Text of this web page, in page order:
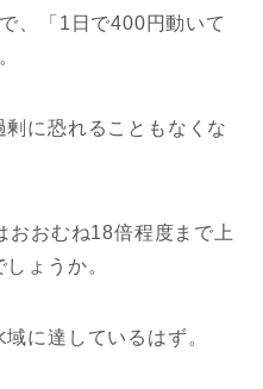
、「1日で400円動いて
に恐れることもなくな
おおむね18倍程度まで上
ょうか。
に達しているはず。